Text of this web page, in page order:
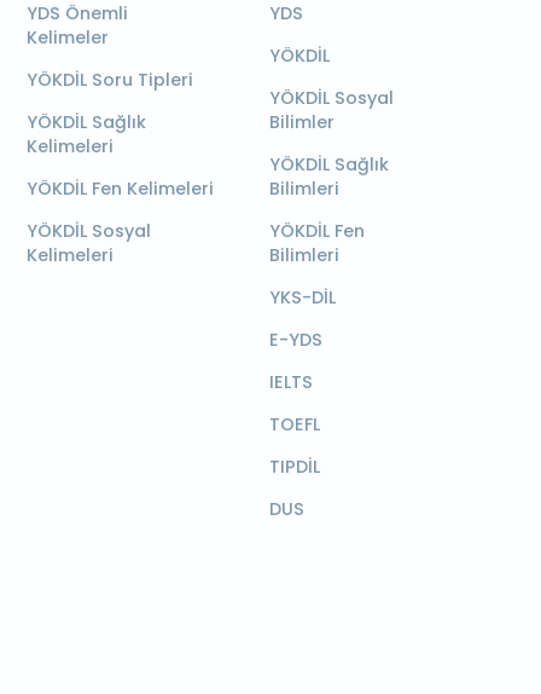
YDS Önemli
Kelimeler
YÖKDİL Soru Tipleri
YÖKDİL Sağlık
Kelimeleri
YÖKDİL Fen Kelimeleri
YÖKDİL Sosyal
Kelimeleri
YDS
YÖKDİL
YÖKDİL Sosyal
Bilimler
YÖKDİL Sağlık
Bilimleri
YÖKDİL Fen
Bilimleri
YKS-DİL
E-YDS
IELTS
TOEFL
TIPDİL
DUS